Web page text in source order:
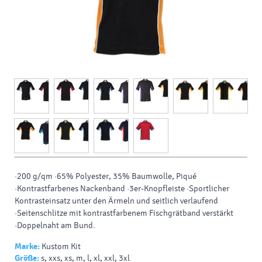
·200 g/qm ·65% Polyester, 35% Baumwolle, Piqué
·Kontrastfarbenes Nackenband ·3er-Knopfleiste ·Sportlicher
Kontrasteinsatz unter den Ärmeln und seitlich verlaufend
·Seitenschlitze mit kontrastfarbenem Fischgrätband verstärkt
·Doppelnaht am Bund.
Marke: Kustom Kit
Größe:s, xxs, xs, m, l, xl, xxl, 3xl